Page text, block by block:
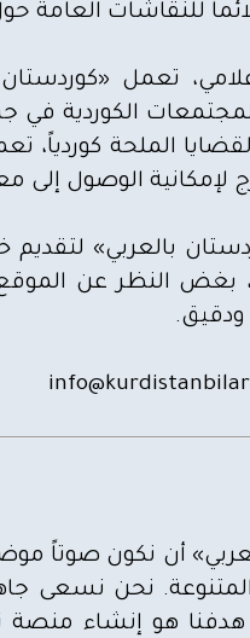
للنقاشات
تعمل
الكوردية في
الملحة
لإمكانية الوصول
بالعربي» لتقديم
بغض النظر عن
أن نكون صوتاً
نحن نسعى
هدفنا هو إنشاء